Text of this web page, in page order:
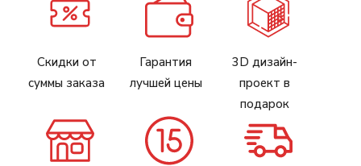
Скидки от
суммы заказа
Гарантия
лучшей цены
3D дизайн-
проект в
подарок